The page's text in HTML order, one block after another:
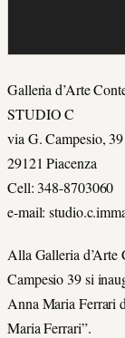
Galleria d’Arte
STUDIO C
via G. Campesio, 39
29121 Piacenza
Cell: 348-8703060
e-mail:
Alla Galleria
Campesio 39 si
Anna Maria Ferrari
Maria Ferrari”.